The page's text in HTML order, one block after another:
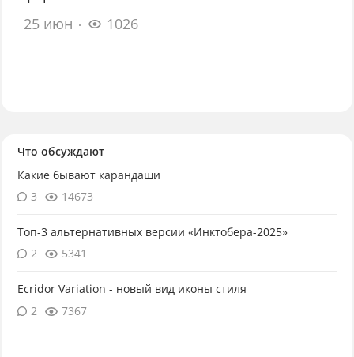
25 июн
1026
Что обсуждают
Какие бывают карандаши
3
14673
Топ-3 альтернативных версии «Инктобера-2025»
2
5341
Ecridor Variation - новый вид иконы стиля
2
7367